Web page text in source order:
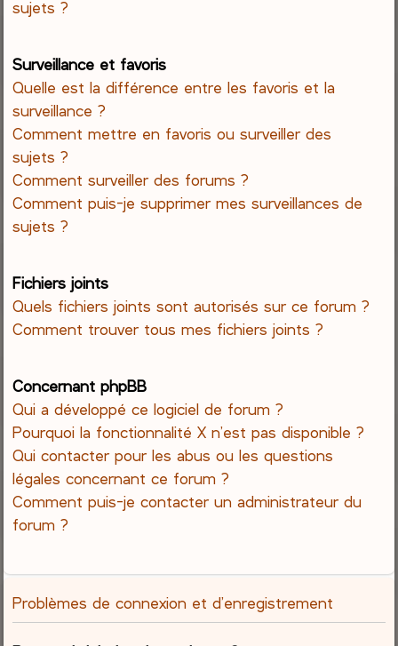
sujets ?
Surveillance et favoris
Quelle est la différence entre les favoris et la
surveillance ?
Comment mettre en favoris ou surveiller des
sujets ?
Comment surveiller des forums ?
Comment puis-je supprimer mes surveillances de
sujets ?
Fichiers joints
Quels fichiers joints sont autorisés sur ce forum ?
Comment trouver tous mes fichiers joints ?
Concernant phpBB
Qui a développé ce logiciel de forum ?
Pourquoi la fonctionnalité X n’est pas disponible ?
Qui contacter pour les abus ou les questions
légales concernant ce forum ?
Comment puis-je contacter un administrateur du
forum ?
Problèmes de connexion et d’enregistrement